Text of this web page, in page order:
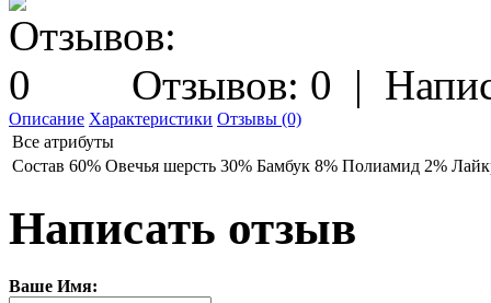
Отзывов: 0 |
Описание Характеристики Отзывы (0)
Все атрибуты
Состав 60% Овечья шерсть 30% Бамбук 8% Полиамид 2%
Написать отзыв
Ваше Имя: